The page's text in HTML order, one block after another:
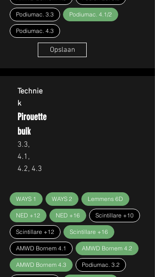
Podiumac. 3.3 Podiumac. 4.1/2
Podiumac. 4.3
Opslaan
Technie
k
Pirouette
buik
3.3,
4.1,
4.2, 4.3
WAYS 1 WAYS 2 Lemmens 6D
NED +12 NED +16 Scintillare +10
Scintillare +12 Scintillare +16
AMWD Bornem 4.1 AMWD Bornem 4.2
AMWD Bornem 4.3 Podiumac. 3.2